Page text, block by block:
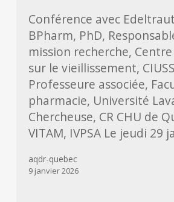
alliés
pour
prendre
soin
de
votre
santé
Conférence avec
BPharm, PhD,
mission recherche, Centre
sur le vieillissement,
Professeure associée,
pharmacie, Université
Chercheuse, CR CHU de
VITAM, IVPSA Le jeudi 29
aqdr-quebec
9 janvier 2026